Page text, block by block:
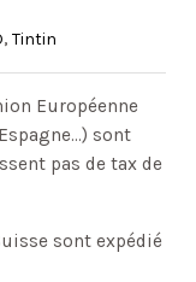
, Tintin
Européenne
sont
pas de tax de
sont expédié